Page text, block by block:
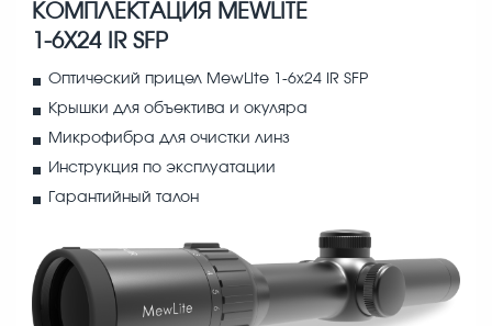
КОМПЛЕКТАЦИЯ MEWLITE
1-6X24 IR SFP
Оптический прицел MewLite 1-6x24 IR SFP
Крышки для объектива и окуляра
Микрофибра для очистки линз
Инструкция по эксплуатации
Гарантийный талон